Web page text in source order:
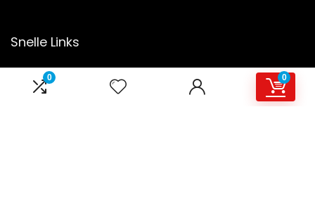
0 0
Snelle Links
Overzicht